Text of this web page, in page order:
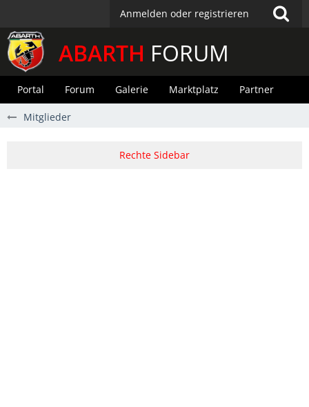
Anmelden oder registrieren
ABARTH FORUM
Portal Forum Galerie Marktplatz Partner
Mitglieder